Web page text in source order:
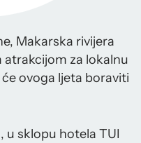
Makarska rivijera
atrakcijom za lokalnu
ovoga ljeta boraviti
u sklopu hotela TUI